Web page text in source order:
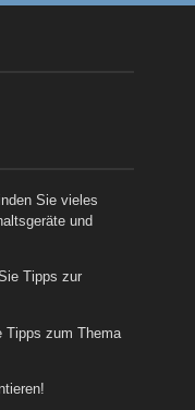
Sie vieles
und
Tipps zur
zum Thema